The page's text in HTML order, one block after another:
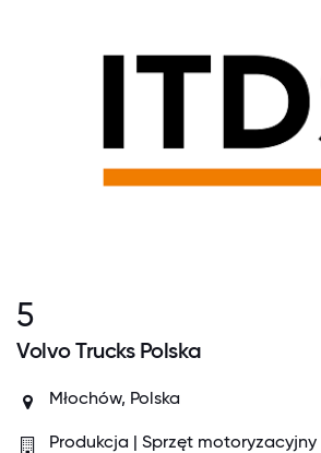
5
Volvo Trucks Polska
Młochów, Polska
Produkcja | Sprzęt motoryzacyjny